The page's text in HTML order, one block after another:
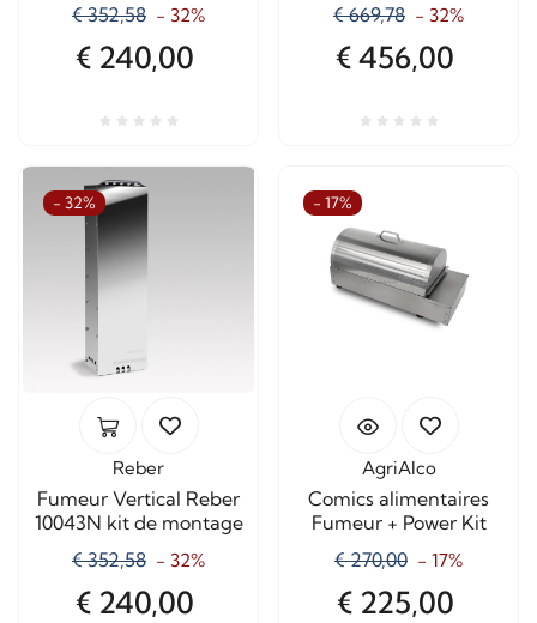
€ 352,58 - 32%
€ 240,00
€ 669,78 - 32%
€ 456,00
- 32%
Reber
Fumeur Vertical Reber
10043N kit de montage
€ 352,58 - 32%
€ 240,00
- 17%
AgriAlco
Comics alimentaires
Fumeur + Power Kit
€ 270,00 - 17%
€ 225,00